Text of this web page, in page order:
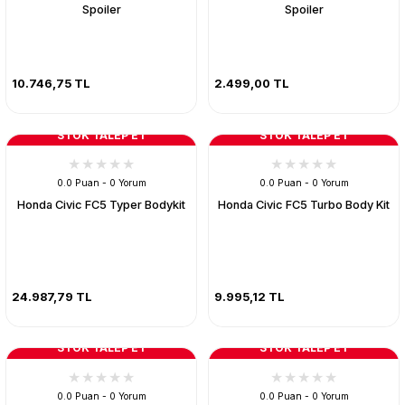
Spoiler
10.746,75 TL
Spoiler
2.499,00 TL
STOK TALEP ET
0.0 Puan - 0 Yorum
Honda Civic FC5 Typer Bodykit
24.987,79 TL
STOK TALEP ET
0.0 Puan - 0 Yorum
Honda Civic FC5 Turbo Body Kit
9.995,12 TL
STOK TALEP ET
0.0 Puan - 0 Yorum
STOK TALEP ET
0.0 Puan - 0 Yorum